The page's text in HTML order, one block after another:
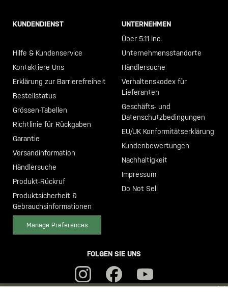
KUNDENDIENST
Hilfe & Kundenservice
Kontaktiere Uns
Erklärung zur Barrierefreiheit
Bestellstatus
Grössen-Tabellen
Richtlinie für Rückgaben
Garantie
Versandinformation
Händlersuche
Produkt-Rückruf
Produktsicherheit &
Gebrauchsinformationen
Manage Preferences
UNTERNEHMEN
Über 5.11 Inc.
Unternehmensstandorte
Händlersuche
Verhaltenskodex für
Lieferanten
Geschäfts- und
Datenschutzbedingungen
EU/UK Konformitätserklärung
Kundenbewertungen
Nachhaltigkeit
Impressum
Do Not Sell
FOLGEN SIE UNS